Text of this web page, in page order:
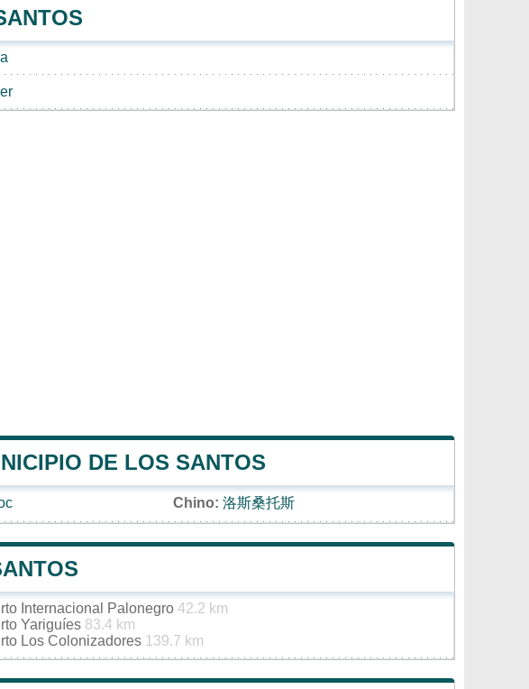
DE LOS SANTOS
Chino: 洛斯桑托斯
Internacional Palonegro 42.2 km
Yariguíes 83.4 km
Los Colonizadores 139.7 km